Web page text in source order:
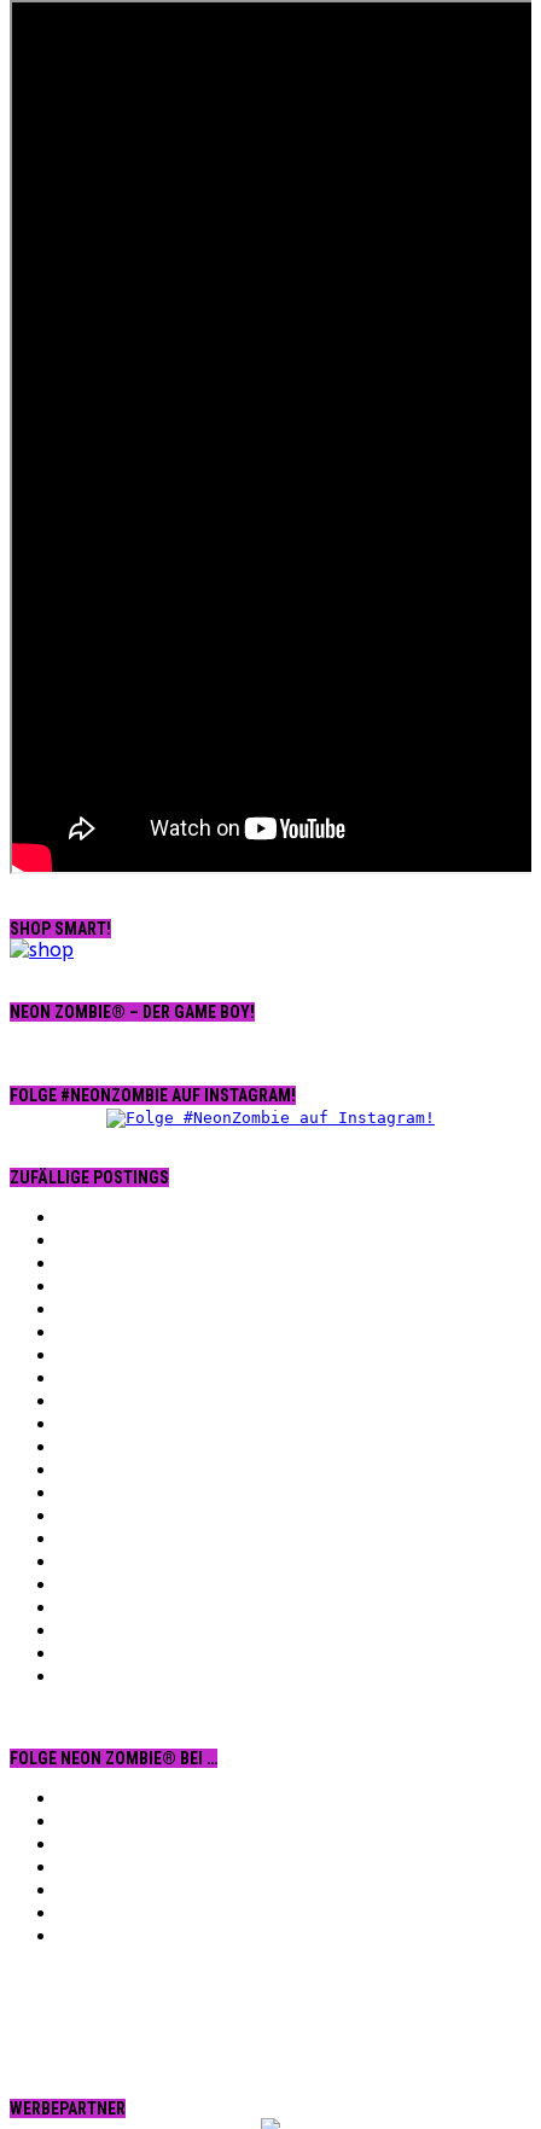
SHOP SMART!
NEON ZOMBIE® – DER GAME BOY!
FOLGE #NEONZOMBIE AUF INSTAGRAM!
ZUFÄLLIGE POSTINGS
FOLGE NEON ZOMBIE® BEI …
WERBEPARTNER